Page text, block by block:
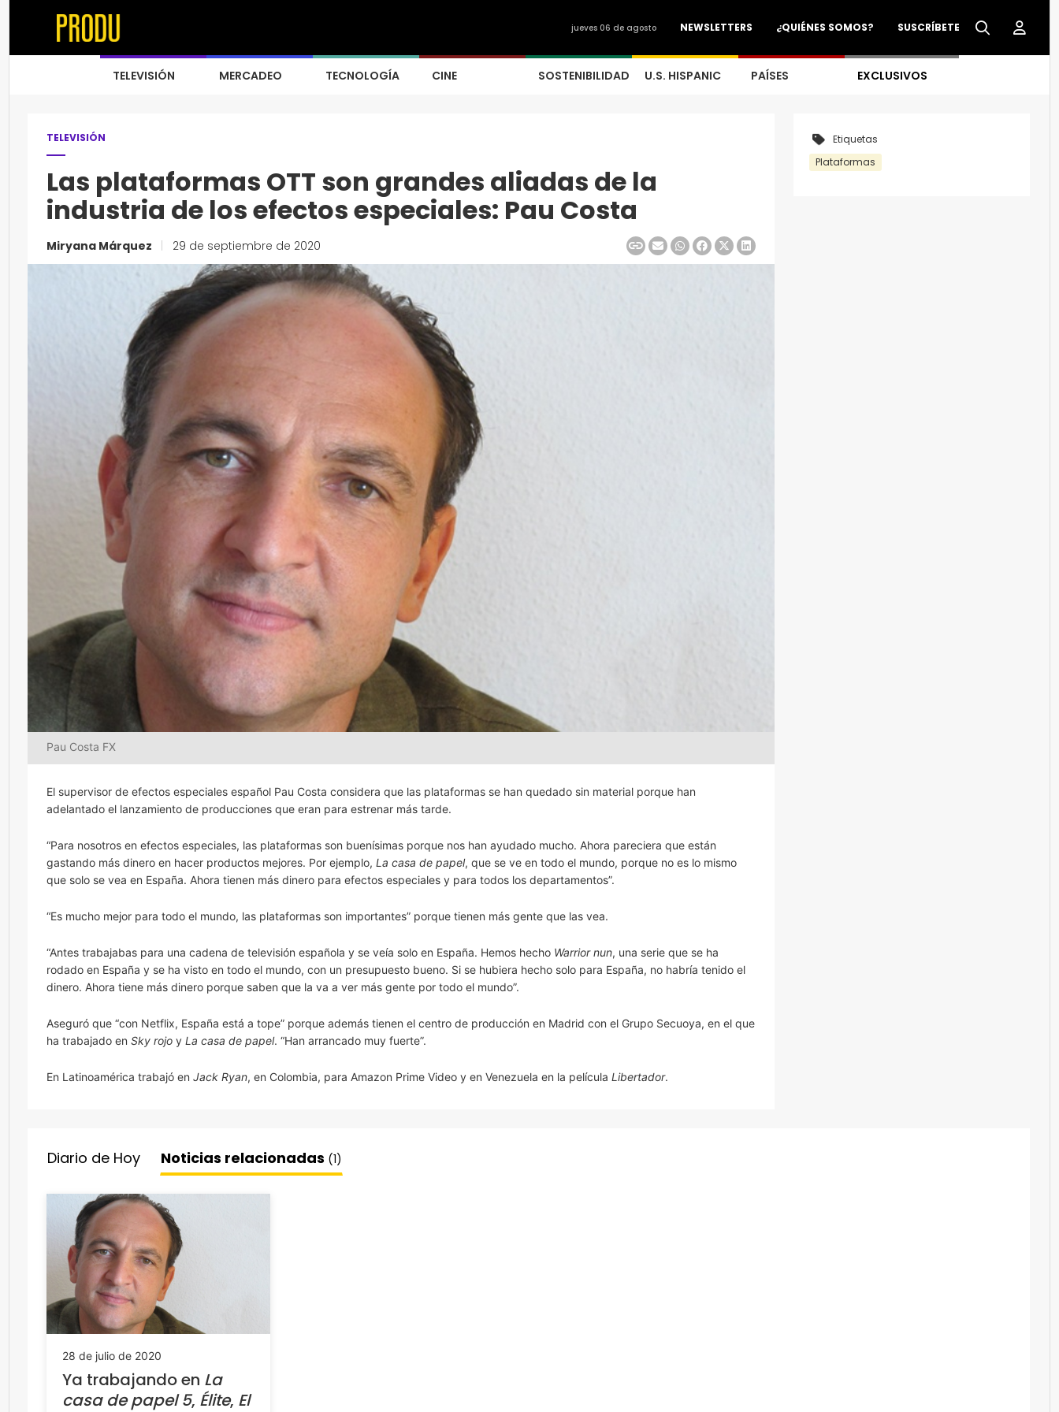
SUSCRÍBETE
¿QUIÉNES SOMOS?
NEWSLETTERS
jueves 06 de agosto
TELEVISIÓN MERCADEO TECNOLOGÍA CINE SOSTENIBILIDAD U.S. HISPANIC PAÍSES EXCLUSIVOS
TELEVISIÓN
Las plataformas OTT son grandes aliadas de la
industria de los efectos especiales: Pau Costa
Miryana Márquez 29 de septiembre de 2020
Pau Costa FX
El supervisor de efectos especiales español Pau Costa considera que las plataformas se han quedado sin material porque han
adelantado el lanzamiento de producciones que eran para estrenar más tarde.
“Para nosotros en efectos especiales, las plataformas son buenísimas porque nos han ayudado mucho. Ahora pareciera que están
gastando más dinero en hacer productos mejores. Por ejemplo, La casa de papel, que se ve en todo el mundo, porque no es lo mismo
que solo se vea en España. Ahora tienen más dinero para efectos especiales y para todos los departamentos”.
“Es mucho mejor para todo el mundo, las plataformas son importantes” porque tienen más gente que las vea.
“Antes trabajabas para una cadena de televisión española y se veía solo en España. Hemos hecho Warrior nun, una serie que se ha
rodado en España y se ha visto en todo el mundo, con un presupuesto bueno. Si se hubiera hecho solo para España, no habría tenido el
dinero. Ahora tiene más dinero porque saben que la va a ver más gente por todo el mundo”.
Aseguró que “con Netflix, España está a tope” porque además tienen el centro de producción en Madrid con el Grupo Secuoya, en el que
ha trabajado en Sky rojo y La casa de papel. “Han arrancado muy fuerte”.
En Latinoamérica trabajó en Jack Ryan, en Colombia, para Amazon Prime Video y en Venezuela en la película Libertador.
Etiquetas
Plataformas
Diario de Hoy Noticias relacionadas (1)
28 de julio de 2020
Ya trabajando en La
casa de papel 5, Élite, El